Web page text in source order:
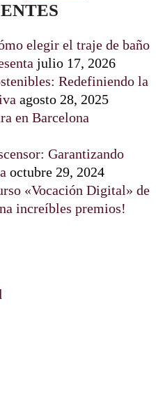
elegir el traje de baño
julio 17, 2026
Redefiniendo la
agosto 28, 2025
en Barcelona
Garantizando
octubre 29, 2024
«Vocación Digital» de
increíbles premios!